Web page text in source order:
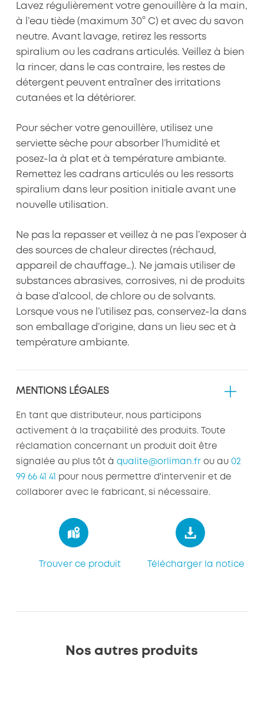
Lavez régulièrement votre genouillère à la main,
à l’eau tiède (maximum 30° C) et avec du savon
neutre. Avant lavage, retirez les ressorts
spiralium ou les cadrans articulés. Veillez à bien
la rincer, dans le cas contraire, les restes de
détergent peuvent entraîner des irritations
cutanées et la détériorer.
Pour sécher votre genouillère, utilisez une
serviette sèche pour absorber l’humidité et
posez-la à plat et à température ambiante.
Remettez les cadrans articulés ou les ressorts
spiralium dans leur position initiale avant une
nouvelle utilisation.
Ne pas la repasser et veillez à ne pas l’exposer à
des sources de chaleur directes (réchaud,
appareil de chauffage…). Ne jamais utiliser de
substances abrasives, corrosives, ni de produits
à base d’alcool, de chlore ou de solvants.
Lorsque vous ne l’utilisez pas, conservez-la dans
son emballage d’origine, dans un lieu sec et à
température ambiante.
MENTIONS LÉGALES
En tant que distributeur, nous participons
activement à la traçabilité des produits. Toute
réclamation concernant un produit doit être
signalée au plus tôt à qualite@orliman.frou au 02
99 66 41 41
pour nous permettre d'intervenir et de
collaborer avec le fabricant, si nécessaire.
Trouver ce produit Télécharger la notice
Nos autres produits